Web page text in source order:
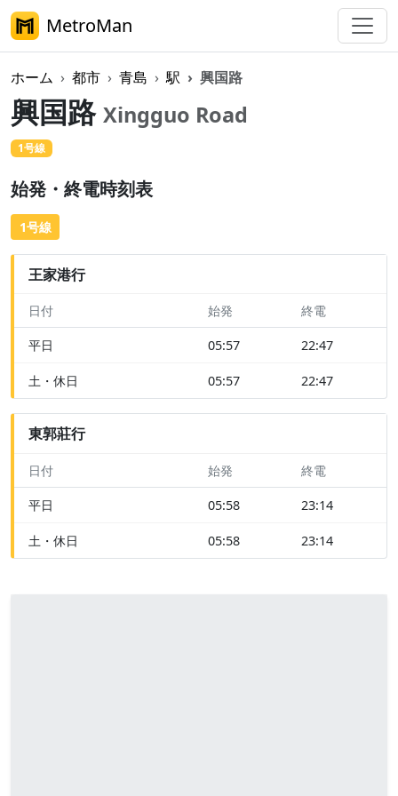
MetroMan
ホーム 都市 青島 駅 興国路
興国路 Xingguo Road
1号線
始発・終電時刻表
1号線
王家港行
日付 始発 終電
平日 05:57 22:47
土・休日 05:57 22:47
東郭莊行
日付 始発 終電
平日 05:58 23:14
土・休日 05:58 23:14